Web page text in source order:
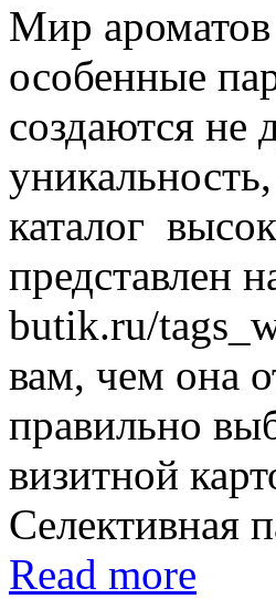
Мир ароматов
особенные
создаются не
каталог
представлен
butik.ru/
вам, чем она
правильно
визитной
Read more